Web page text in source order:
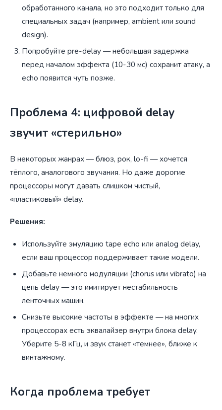
обработанного канала, но это подходит только для
специальных задач (например, ambient или sound
design).
Попробуйте pre-delay — небольшая задержка
перед началом эффекта (10-30 мс) сохранит атаку, а
echo появится чуть позже.
Проблема 4: цифровой delay
звучит «стерильно»
В некоторых жанрах — блюз, рок, lo-fi — хочется
тёплого, аналогового звучания. Но даже дорогие
процессоры могут давать слишком чистый,
«пластиковый» delay.
Решения:
Используйте эмуляцию tape echo или analog delay,
если ваш процессор поддерживает такие модели.
Добавьте немного модуляции (chorus или vibrato) на
цепь delay — это имитирует нестабильность
ленточных машин.
Снизьте высокие частоты в эффекте — на многих
процессорах есть эквалайзер внутри блока delay.
Уберите 5-8 кГц, и звук станет «темнее», ближе к
винтажному.
Когда проблема требует